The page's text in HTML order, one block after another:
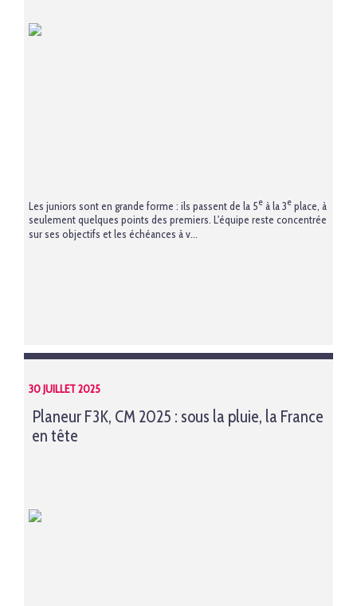
Les juniors sont en grande forme : ils passent de la 5e à la 3e place, à
seulement quelques points des premiers. L'équipe reste concentrée
sur ses objectifs et les échéances à v...
30 JUILLET 2025
Planeur F3K, CM 2025 : sous la pluie, la France
en tête